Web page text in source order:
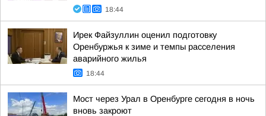
18:44
Ирек Файзуллин оценил подготовку
Оренбуржья к зиме и темпы расселения
аварийного жилья
18:44
Мост через Урал в Оренбурге сегодня в ночь
вновь закроют